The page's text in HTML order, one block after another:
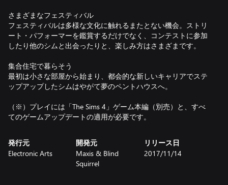
さまざまなフェスティバル
フェスティバルは多様な文化に触れるまたとない機会。ストリ
ート・パフォーマーを鑑賞するだけでなく、コンテストに参加
したり他のシムと出会ったりと、楽しみ方はさまざまです。
集合住宅で暮らそう
最初は小さな部屋から始まり、都会的な新しいキャリアでステ
ップアップしたシムはやがて夢のペントハウスへ。
（※）プレイには「The Sims 4」ゲーム本編（別売）と、すべ
てのゲームアップデートの適用が必要です。
発行元
Electronic Arts
開発元
Maxis & Blind
Squirrel
リリース日
2017/11/14